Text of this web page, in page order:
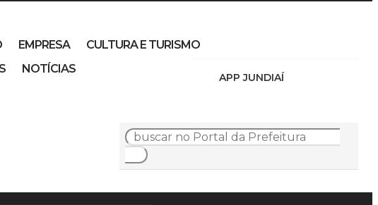
APP JUNDIAÍ
EMPRESA
CULTURA E TURISMO
NOTÍCIAS